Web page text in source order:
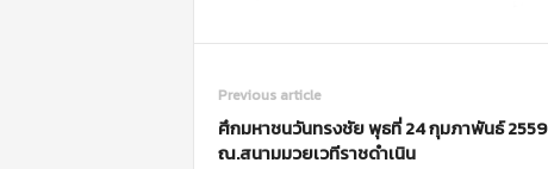
Previous article
ศึกมหาชนวันทรงชัย พุธที่ 24 กุมภาพันธ์ 2559
ณ.สนามมวยเวทีราชดำเนิน